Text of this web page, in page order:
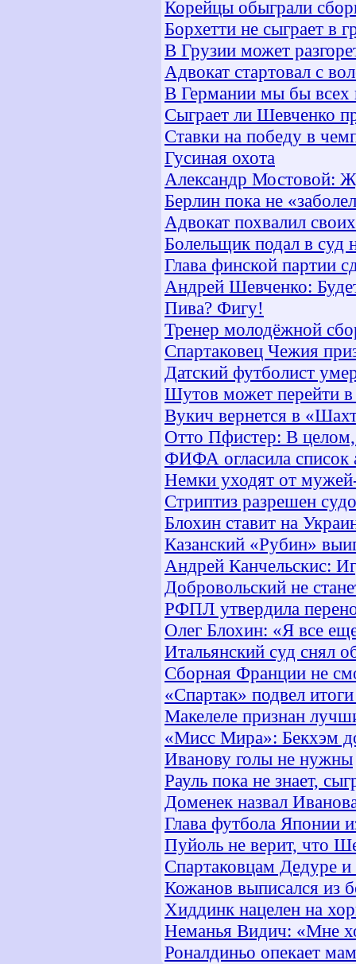
Корейцы обыграли
Борхетти не сыграет в
В Грузии может
Адвокат стартовал с
В Германии мы бы всех
Сыграет ли Шевченко
Ставки на победу в
Гусиная охота
Александр Мостовой:
Берлин пока не
Адвокат похвалил
Болельщик подал в суд
Глава финской партии
Андрей Шевченко:
Пива? Фигу!
Тренер молодёжной
Спартаковец Чежия
Датский футболист
Шутов может перейти
Вукич вернется в
Отто Пфистер: В
ФИФА огласила список
Немки уходят от
Стриптиз разрешен
Блохин ставит на
Казанский «Рубин»
Андрей Канчельскис:
Добровольский не
РФПЛ утвердила
Олег Блохин: «Я все
Итальянский суд снял
Сборная Франции не
«Спартак» подвел
Макелеле признан
«Мисс Мира»: Бекхэм
Иванову голы не нужны
Рауль пока не знает,
Доменек назвал
Глава футбола Японии
Пуйоль не верит, что
Спартаковцам Дедуре
Кожанов выписался из
Хиддинк нацелен на
Неманья Видич: «Мне
Роналдиньо опекает